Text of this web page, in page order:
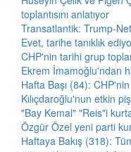
toplantısını anlatıyor
Transatlantik: Trump-
Evet, tarihe tanıklık
CHP'nin tarihi grup
Ekrem İmamoğlu'ndan
Hafta Başı (84):
Kılıçdaroğlu'nun etkin
"Bay Kemal" "Reis"i
Özgür Özel yeni parti
Haftaya Bakış (318):